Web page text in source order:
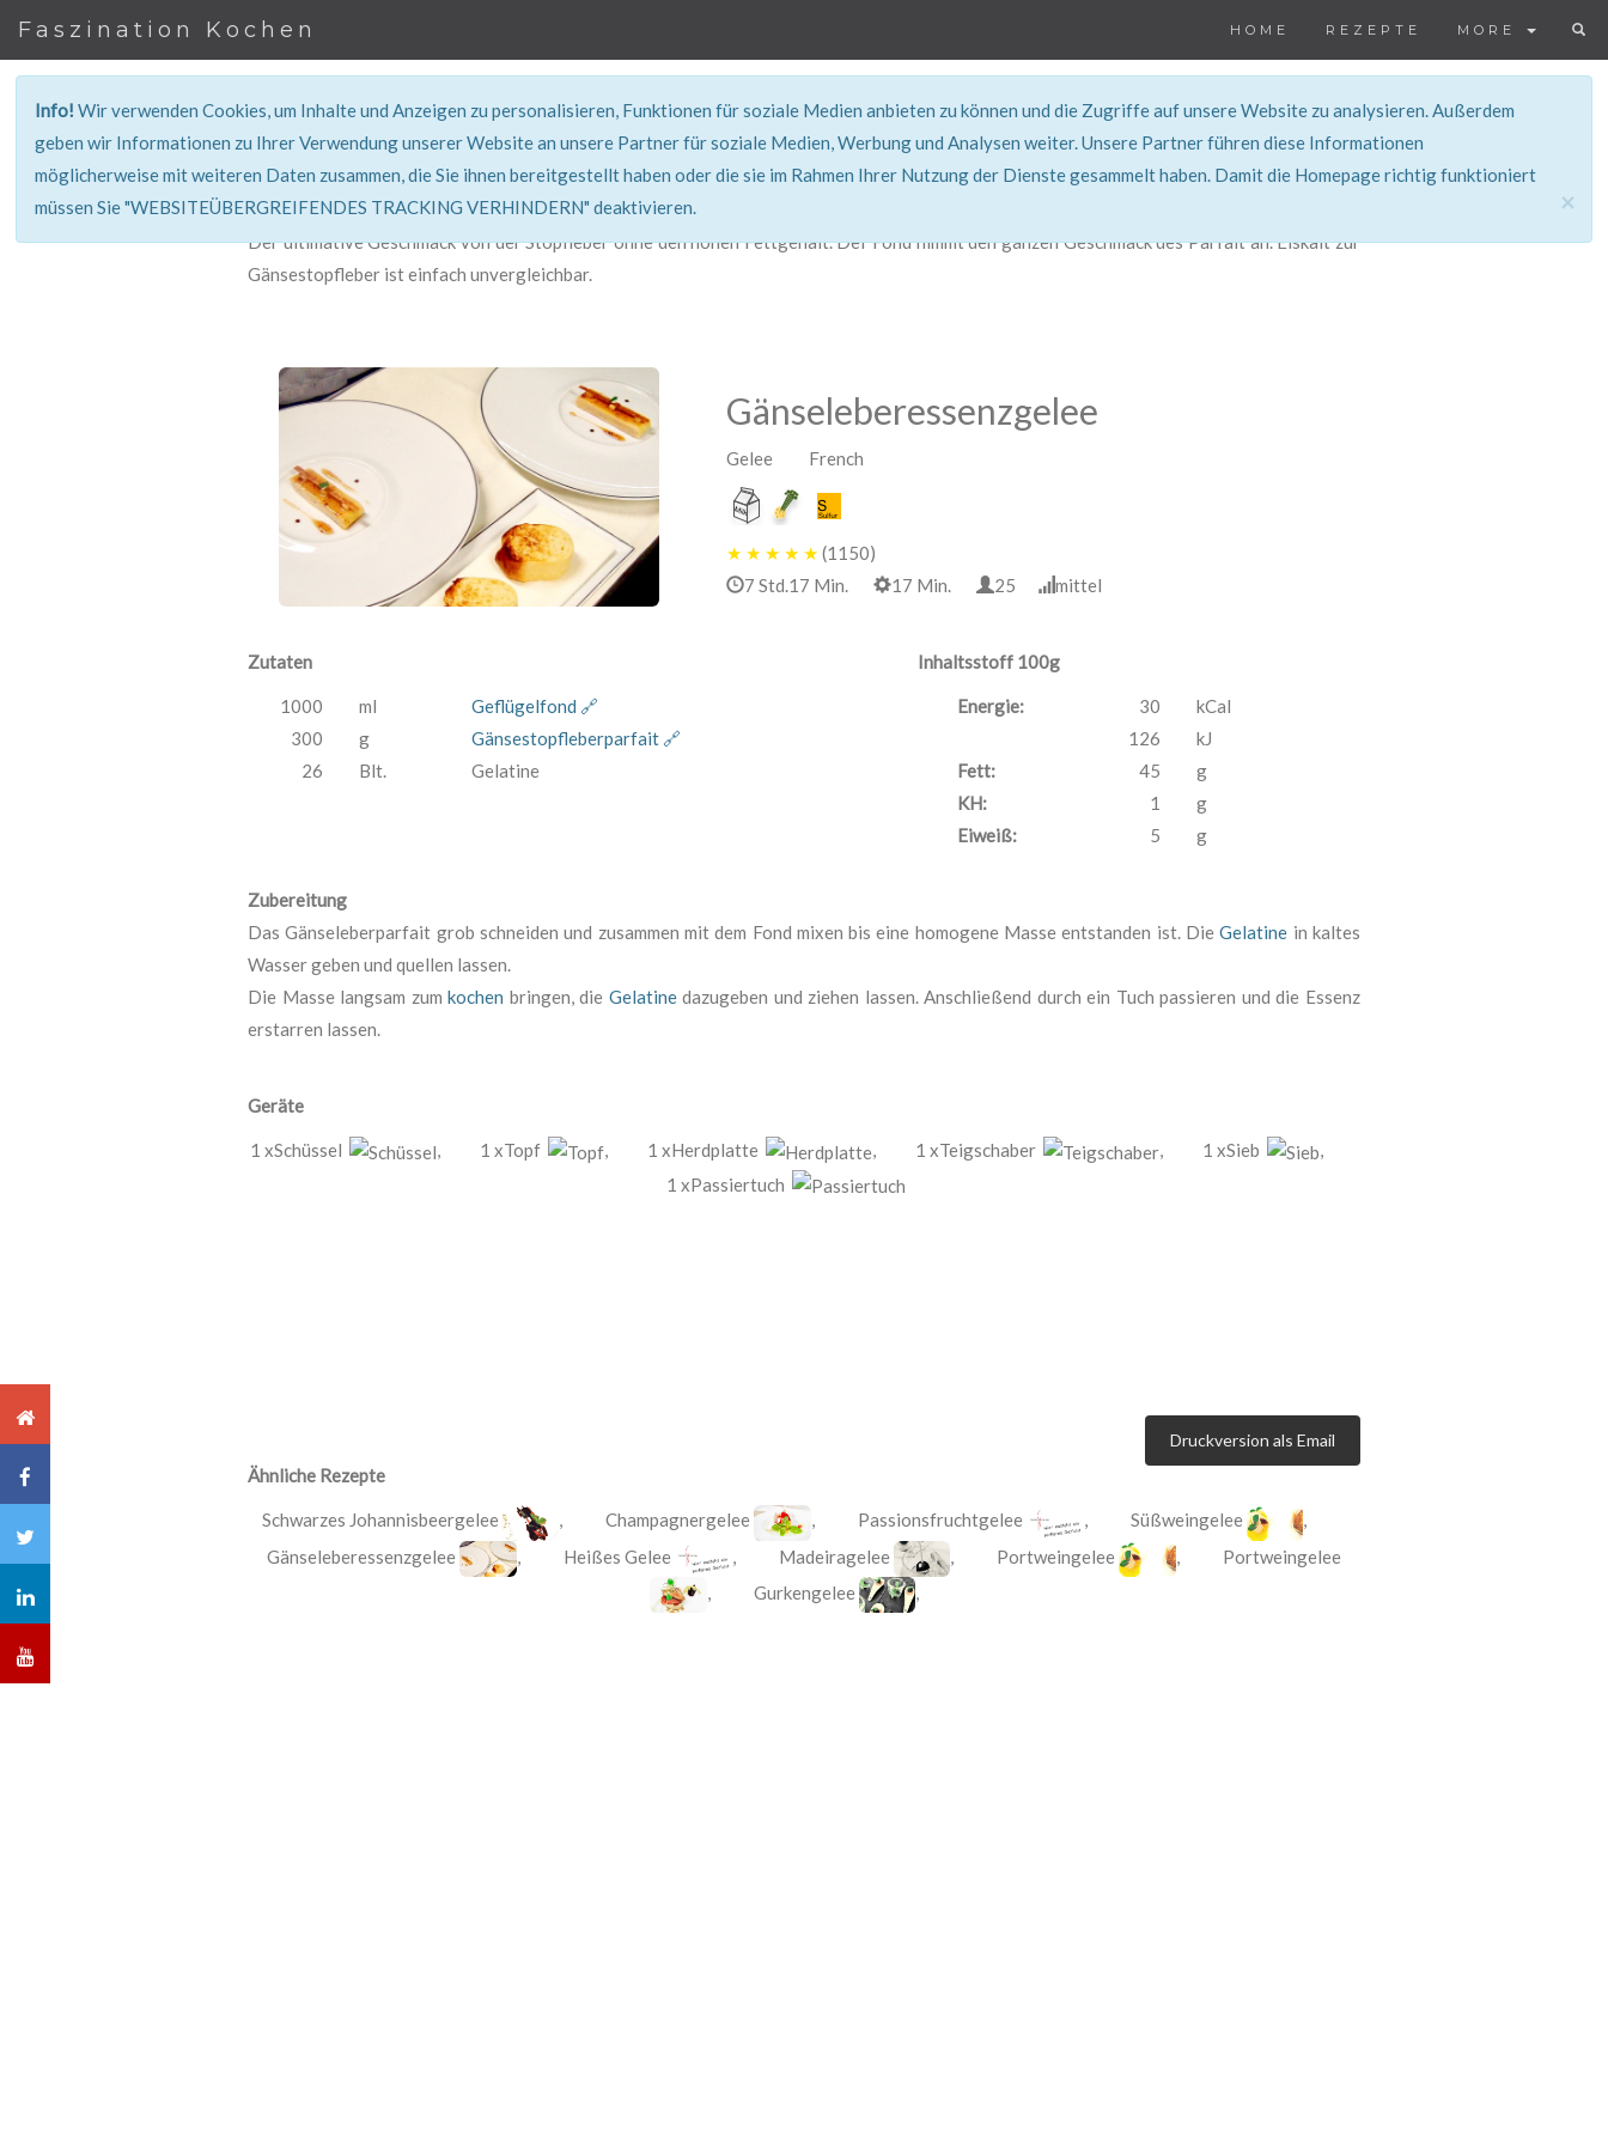
Faszination Kochen HOME REZEPTE MORE
Info!Wir verwenden Cookies, um Inhalte und Anzeigen zu personalisieren, Funktionen für soziale Medien anbieten zu können und die Zugriffe auf unsere Website zu analysieren. Außerdem
geben wir Informationen zu Ihrer Verwendung unserer Website an unsere Partner für soziale Medien, Werbung und Analysen weiter. Unsere Partner führen diese Informationen
möglicherweise mit weiteren Daten zusammen, die Sie ihnen bereitgestellt haben oder die sie im Rahmen Ihrer Nutzung der Dienste gesammelt haben. Damit die Homepage richtig funktioniert
müssen Sie "WEBSITEÜBERGREIFENDES TRACKING VERHINDERN" deaktivieren.
×
REZEPT
Der ultimative Geschmack von der Stopfleber ohne den hohen Fettgehalt. Der Fond nimmt den ganzen Geschmack des Parfait an. Eiskalt zur
Gänsestopfleber ist einfach unvergleichbar.
Gänseleberessenzgelee
Gelee French
★ ★ ★ ★ ★ (1150)
7 Std.17 Min.
17 Min. 25 mittel
Zutaten
1000 ml
Geflügelfond 🔗
300
g
Gänsestopfleberparfait 🔗
26
Blt. Gelatine
Inhaltsstoff 100g
Energie: 30
kCal
126
kJ
Fett:
45
g
KH:
1
g
Eiweiß:
5 g
Zubereitung
Das Gänseleberparfait grob schneiden und zusammen mit dem Fond mixen bis eine homogene Masse entstanden ist. DieGelatine in kaltes
Wasser geben und quellen lassen.
Die Masse langsam zumkochen bringen, die Gelatinedazugeben und ziehen lassen. Anschließend durch ein Tuch passieren und die Essenz
erstarren lassen.
Geräte
1 xSchüssel , 1 xTopf , 1 xHerdplatte , 1 xTeigschaber , 1 xSieb
,
1 xPassiertuch
Druckversion als Email
Ähnliche Rezepte
Schwarzes Johannisbeergelee ,Champagnergelee , Passionsfruchtgelee , Süßweingelee
,
Gänseleberessenzgelee
, Heißes Gelee , Madeiragelee , Portweingelee , Portweingelee
, Gurkengelee ,